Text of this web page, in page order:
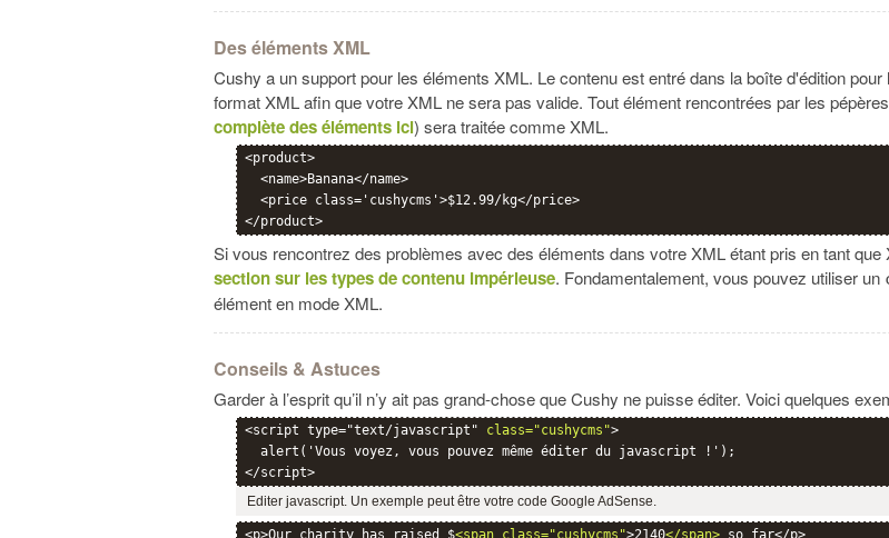
Des éléments XML
Cushy a un support pour les éléments XML. Le contenu est entré dans la boîte d'édition
format XML afin que votre XML ne sera pas valide. Tout élément rencontrées par les
complète des éléments ici) sera traitée comme XML.
<product>
  <name>Banana</name>
  <price class='cushycms'>$12.99/kg</price>
Si vous rencontrez des problèmes avec des éléments dans votre XML étant pris en tant
section sur les types de contenu impérieuse. Fondamentalement, vous pouvez utiliser un
élément en mode XML.
Conseils & Astuces
Garder à l’esprit qu’il n’y ait pas grand-chose que Cushy ne puisse éditer. Voici quelques
<script type="text/javascript" class="cushycms">
  alert('Vous voyez, vous pouvez même éditer du javascript !');
Editer javascript. Un exemple peut être votre code Google AdSense.
<p>Our charity has raised $<span class="cushycms">2140</span> so far</p>